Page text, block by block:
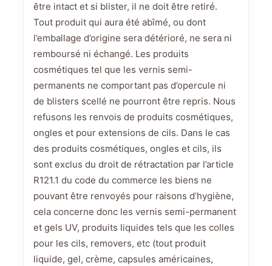
être intact et si blister, il ne doit être retiré.
Tout produit qui aura été abîmé, ou dont
l’emballage d’origine sera détérioré, ne sera ni
remboursé ni échangé. Les produits
cosmétiques tel que les vernis semi-
permanents ne comportant pas d’opercule ni
de blisters scellé ne pourront être repris. Nous
refusons les renvois de produits cosmétiques,
ongles et pour extensions de cils. Dans le cas
des produits cosmétiques, ongles et cils, ils
sont exclus du droit de rétractation par l’article
R121.1 du code du commerce les biens ne
pouvant être renvoyés pour raisons d’hygiène,
cela concerne donc les vernis semi-permanent
et gels UV, produits liquides tels que les colles
pour les cils, removers, etc (tout produit
liquide, gel, crème, capsules américaines,